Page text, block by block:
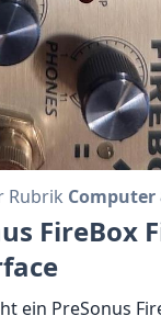
Rubrik
FireBox
ein PreSonus